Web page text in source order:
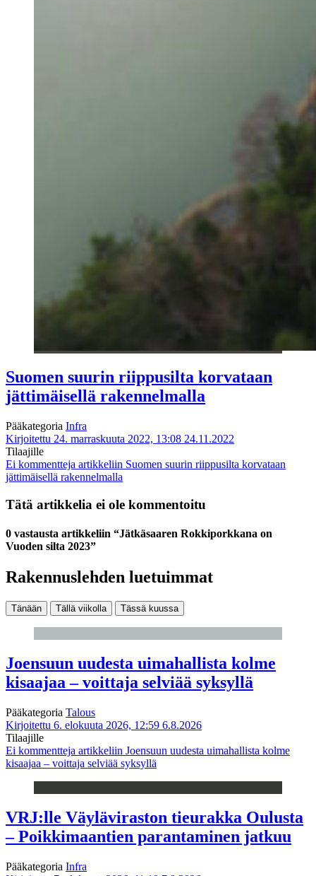
Suomen suurin riippusilta korvataan
jättimäisellä rakennelmalla
Pääkategoria Infra
Kirjoitettu 24. marraskuuta 2022, 13:08 24.11.2022
Tilaajille
Ei kommentteja artikkeliin Suomen suurin riippusilta korvataan
jättimäisellä rakennelmalla
Tätä artikkelia ei ole kommentoitu
0 vastausta artikkeliin “Jätkäsaaren Rokkiporkkana on
Vuoden silta 2023”
Rakennuslehden luetuimmat
Tänään Tällä viikolla Tässä kuussa
Joensuun uudesta uimahallista kolme
kisaajaa – voittaja selviää syksyllä
Pääkategoria Talous
Kirjoitettu 6. elokuuta 2026, 12:59 6.8.2026
Tilaajille
Ei kommentteja artikkeliin Joensuun uudesta uimahallista kolme
kisaajaa – voittaja selviää syksyllä
VRJ:lle Väyläviraston tieurakka Oulusta
– Poikkimaantien parantaminen jatkuu
Pääkategoria Infra